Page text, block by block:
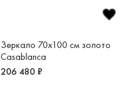
Зеркало 70х100 см золото
Casablanca
206 480 ₽